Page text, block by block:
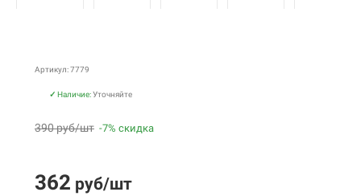
Артикул: 7779
✓ Наличие:Уточняйте
390 руб/шт -7% скидка
362 руб/шт